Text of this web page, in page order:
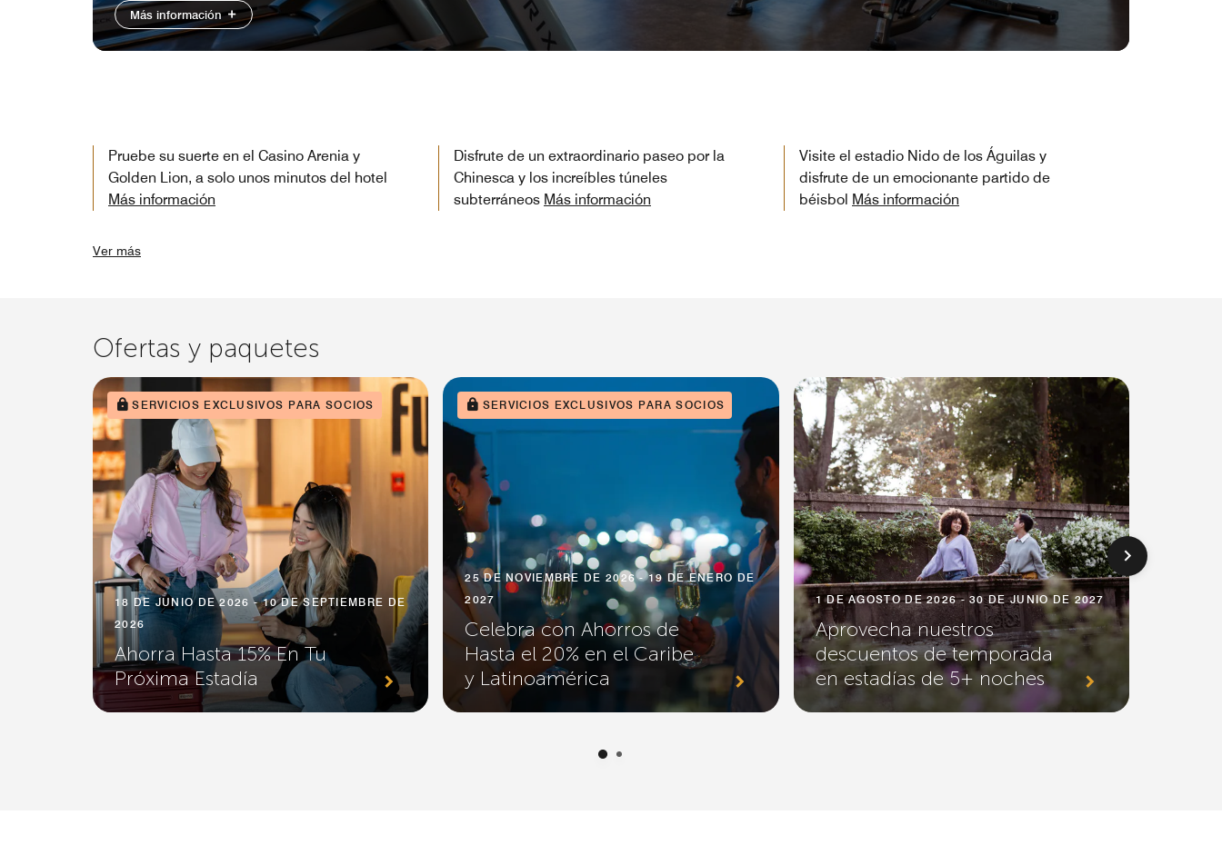
Más información
Pruebe su suerte en el Casino Arenia y
Golden Lion, a solo unos minutos del hotel
Más información
Disfrute de un extraordinario paseo por la
Chinesca y los increíbles túneles
subterráneos Más información
Visite el estadio Nido de los Águilas y
disfrute de un emocionante partido de
béisbol Más información
Ver más
Ofertas y paquetes
SERVICIOS EXCLUSIVOS PARA SOCIOS
18 DE JUNIO DE 2026 - 10 DE SEPTIEMBRE DE
2026
Ahorra Hasta 15% En Tu
Próxima Estadía
SERVICIOS EXCLUSIVOS PARA SOCIOS
25 DE NOVIEMBRE DE 2026 - 19 DE ENERO DE
2027
Celebra con Ahorros de
Hasta el 20% en el Caribe
y Latinoamérica
1 DE AGOSTO DE 2026 - 30 DE JUNIO DE 2027
Aprovecha nuestros
descuentos de temporada
en estadías de 5+ noches